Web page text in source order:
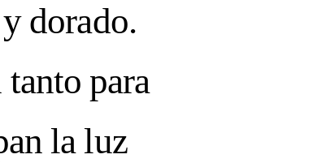
dorado.
para
la luz